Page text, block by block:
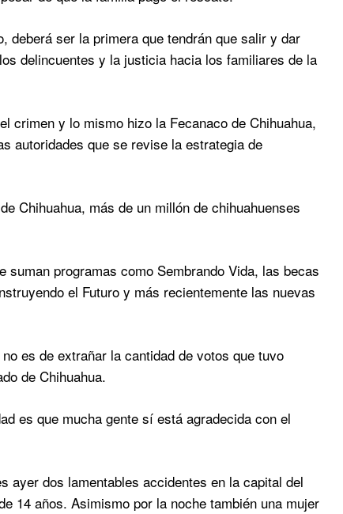
deberá ser la primera que tendrán que salir y dar
delincuentes y la justicia hacia los familiares de la
crimen y lo mismo hizo la Fecanaco de Chihuahua,
autoridades que se revise la estrategia de
Chihuahua, más de un millón de chihuahuenses
programas como Sembrando Vida, las becas
el Futuro y más recientemente las nuevas
es de extrañar la cantidad de votos que tuvo
de Chihuahua.
es que mucha gente sí está agradecida con el
ayer dos lamentables accidentes en la capital del
14 años. Asimismo por la noche también una mujer